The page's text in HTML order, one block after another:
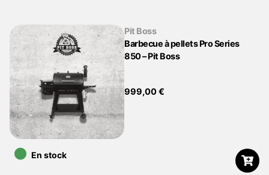
Pit Boss
Barbecue à pellets Pro Series
850 – Pit Boss
999,00€
•En stock